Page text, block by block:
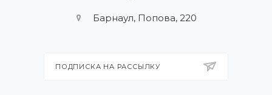
Барнаул, Попова, 220
ПОДПИСКА НА РАССЫЛКУ